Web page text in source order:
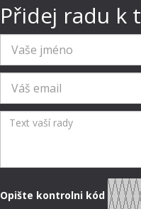
Přidej radu k
Opište kontrolni kód